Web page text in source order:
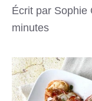
Écrit par Sophie
minutes